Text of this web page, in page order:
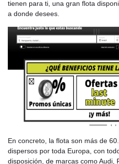
tienen para ti, una gran flota
a donde desees.
En concreto, la flota son más de
dispersos por toda Europa, con
disposición, de marcas como Audi,